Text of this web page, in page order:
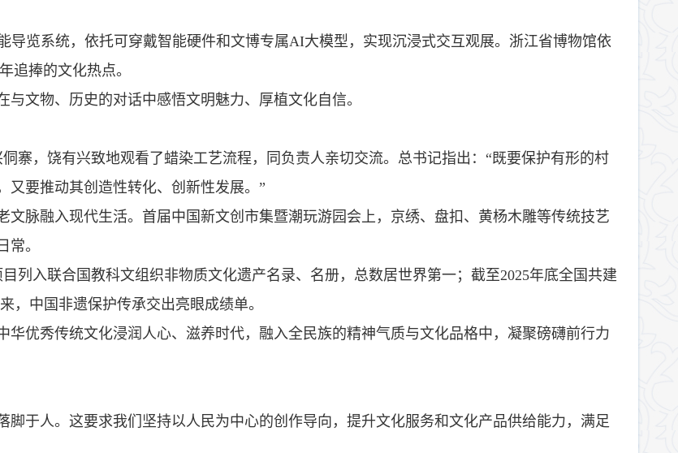
览系统，依托可穿戴智能硬件和文博专属AI大模型，实现沉浸式交互观展。浙江省博物馆依
追捧的文化热点。
文物、历史的对话中感悟文明魅力、厚植文化自信。
寨，饶有兴致地观看了蜡染工艺流程，同负责人亲切交流。总书记指出：“既要保护有形的村
又要推动其创造性转化、创新性发展。”
脉融入现代生活。首届中国新文创市集暨潮玩游园会上，京绣、盘扣、黄杨木雕等传统技艺
。
列入联合国教科文组织非物质文化遗产名录、名册，总数居世界第一；截至2025年底全国共建
中国非遗保护传承交出亮眼成绩单。
优秀传统文化浸润人心、滋养时代，融入全民族的精神气质与文化品格中，凝聚磅礴前行力
脚于人。这要求我们坚持以人民为中心的创作导向，提升文化服务和文化产品供给能力，满足